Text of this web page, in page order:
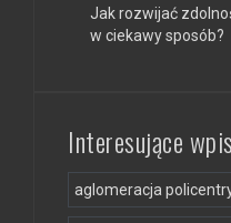
Jak rozwijać
w ciekawy sposób?
Interesujące
aglomeracja